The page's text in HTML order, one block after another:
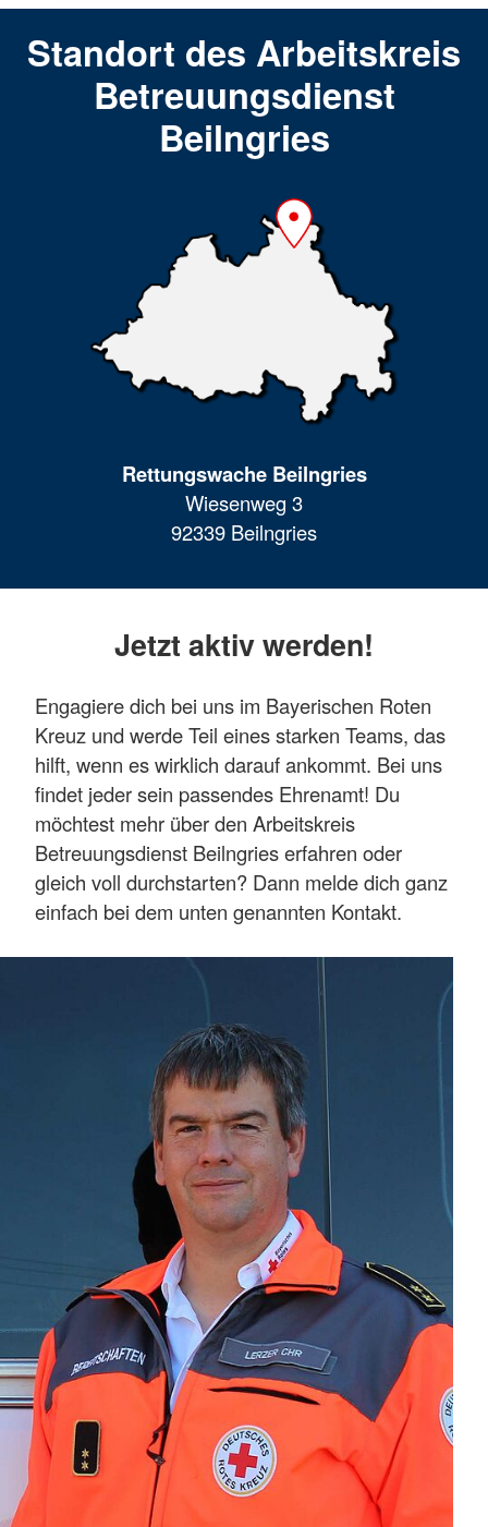
Standort des Arbeitskreis
Betreuungsdienst
Beilngries
Rettungswache Beilngries
Wiesenweg 3
92339 Beilngries
Jetzt aktiv werden!
Engagiere dich bei uns im Bayerischen Roten
Kreuz und werde Teil eines starken Teams, das
hilft, wenn es wirklich darauf ankommt. Bei uns
findet jeder sein passendes Ehrenamt! Du
möchtest mehr über den Arbeitskreis
Betreuungsdienst Beilngries erfahren oder
gleich voll durchstarten? Dann melde dich ganz
einfach bei dem unten genannten Kontakt.